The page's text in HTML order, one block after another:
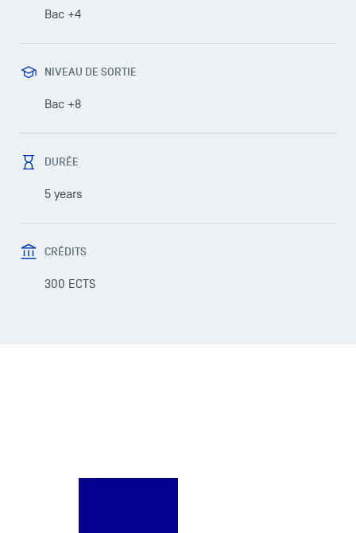
Le corps professoral
Campus tour
Accréditations
Bac +4
NIVEAU DE SORTIE
Bac +8
DURÉE
5 years
CRÉDITS
300 ECTS